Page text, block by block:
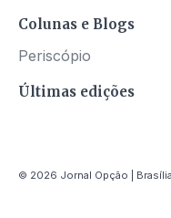
Colunas e Blogs
Periscópio
Últimas edições
© 2026 Jornal Opção |